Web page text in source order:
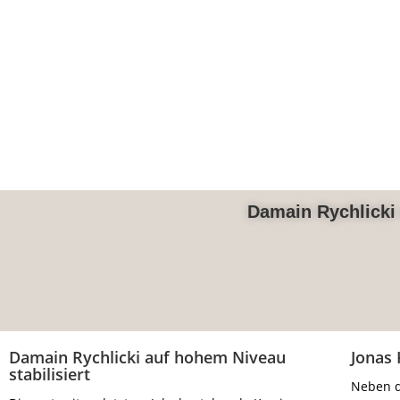
Damain
Damain Rychlicki auf hohem Niveau
stabilisiert
Neben